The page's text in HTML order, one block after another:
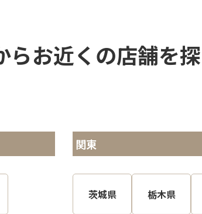
らお近くの店舗を
関東
茨城県 栃木県